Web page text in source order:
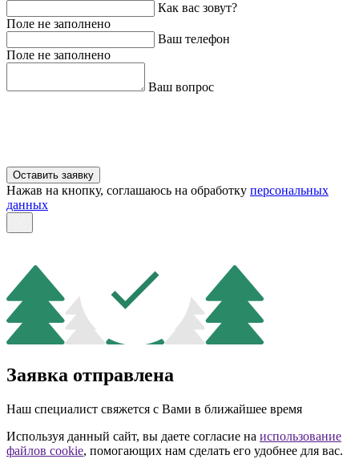
Как вас зовут?
Поле не заполнено
Ваш телефон
Поле не заполнено
Ваш вопрос
Оставить заявку
Нажав на кнопку, соглашаюсь на обработку персональных
данных
Заявка отправлена
Наш специалист свяжется с Вами в ближайшее время
Используя данный сайт, вы даете согласие на использование
файлов cookie, помогающих нам сделать его удобнее для вас.